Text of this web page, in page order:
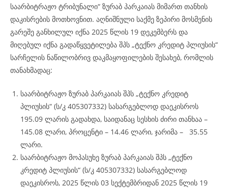
საარბიტრაჟო ტრიბუნალი“ ზურაბ პარკაიას მიმართ თანხის
დაკისრების მოთხოვნით. აღნიშნული საქმე ზეპირი მოსმენის
გარეშე განხილულ იქნა 2025 წლის 19 დეკემბერს და
მიღებულ იქნა გადაწყვეტილება შპს „ტექნო კრედიტ პლიუსის“
სარჩელის ნაწილობრივ დაკმაყოფილების შესახებ, რომლის
თანახმადაც:
საარბიტრაჟო ზურაბ პარკაიას შპს „ტექნო კრედიტ
პლიუსის“ (ს/კ 405307332) სასარგებლოდ დაეკისროს
195.09 ლარის გადახდა, საიდანაც სესხის ძირი თანხაა –
145.08 ლარი, პროცენტი – 14.46 ლარი, ჯარიმა – 35.55
ლარი.
საარბიტრაჟო მოპასუხე ზურაბ პარკაიას შპს „ტექნო
კრედიტ პლიუსის“ (ს/კ 405307332) სასარგებლოდ
დაეკისროს, 2025 წლის 03 სექტემბრიდან 2025 წლის 19